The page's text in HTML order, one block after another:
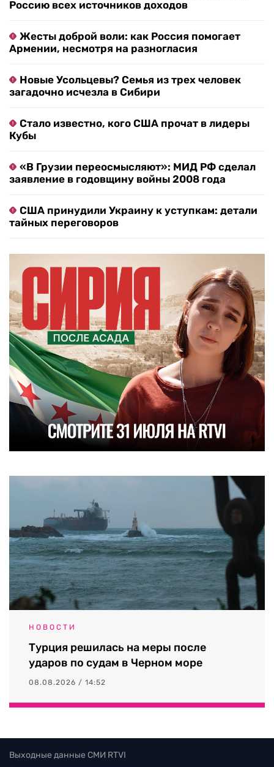
Россию всех источников доходов
Жесты доброй воли: как Россия помогает
Армении, несмотря на разногласия
Новые Усольцевы? Семья из трех человек
загадочно исчезла в Сибири
Стало известно, кого США прочат в лидеры
Кубы
«В Грузии переосмысляют»: МИД РФ сделал
заявление в годовщину войны 2008 года
США принудили Украину к уступкам: детали
тайных переговоров
НОВОСТИ
Турция решилась на меры после
ударов по судам в Черном море
08.08.2026 / 14:52
Выходные данные СМИ RTVI